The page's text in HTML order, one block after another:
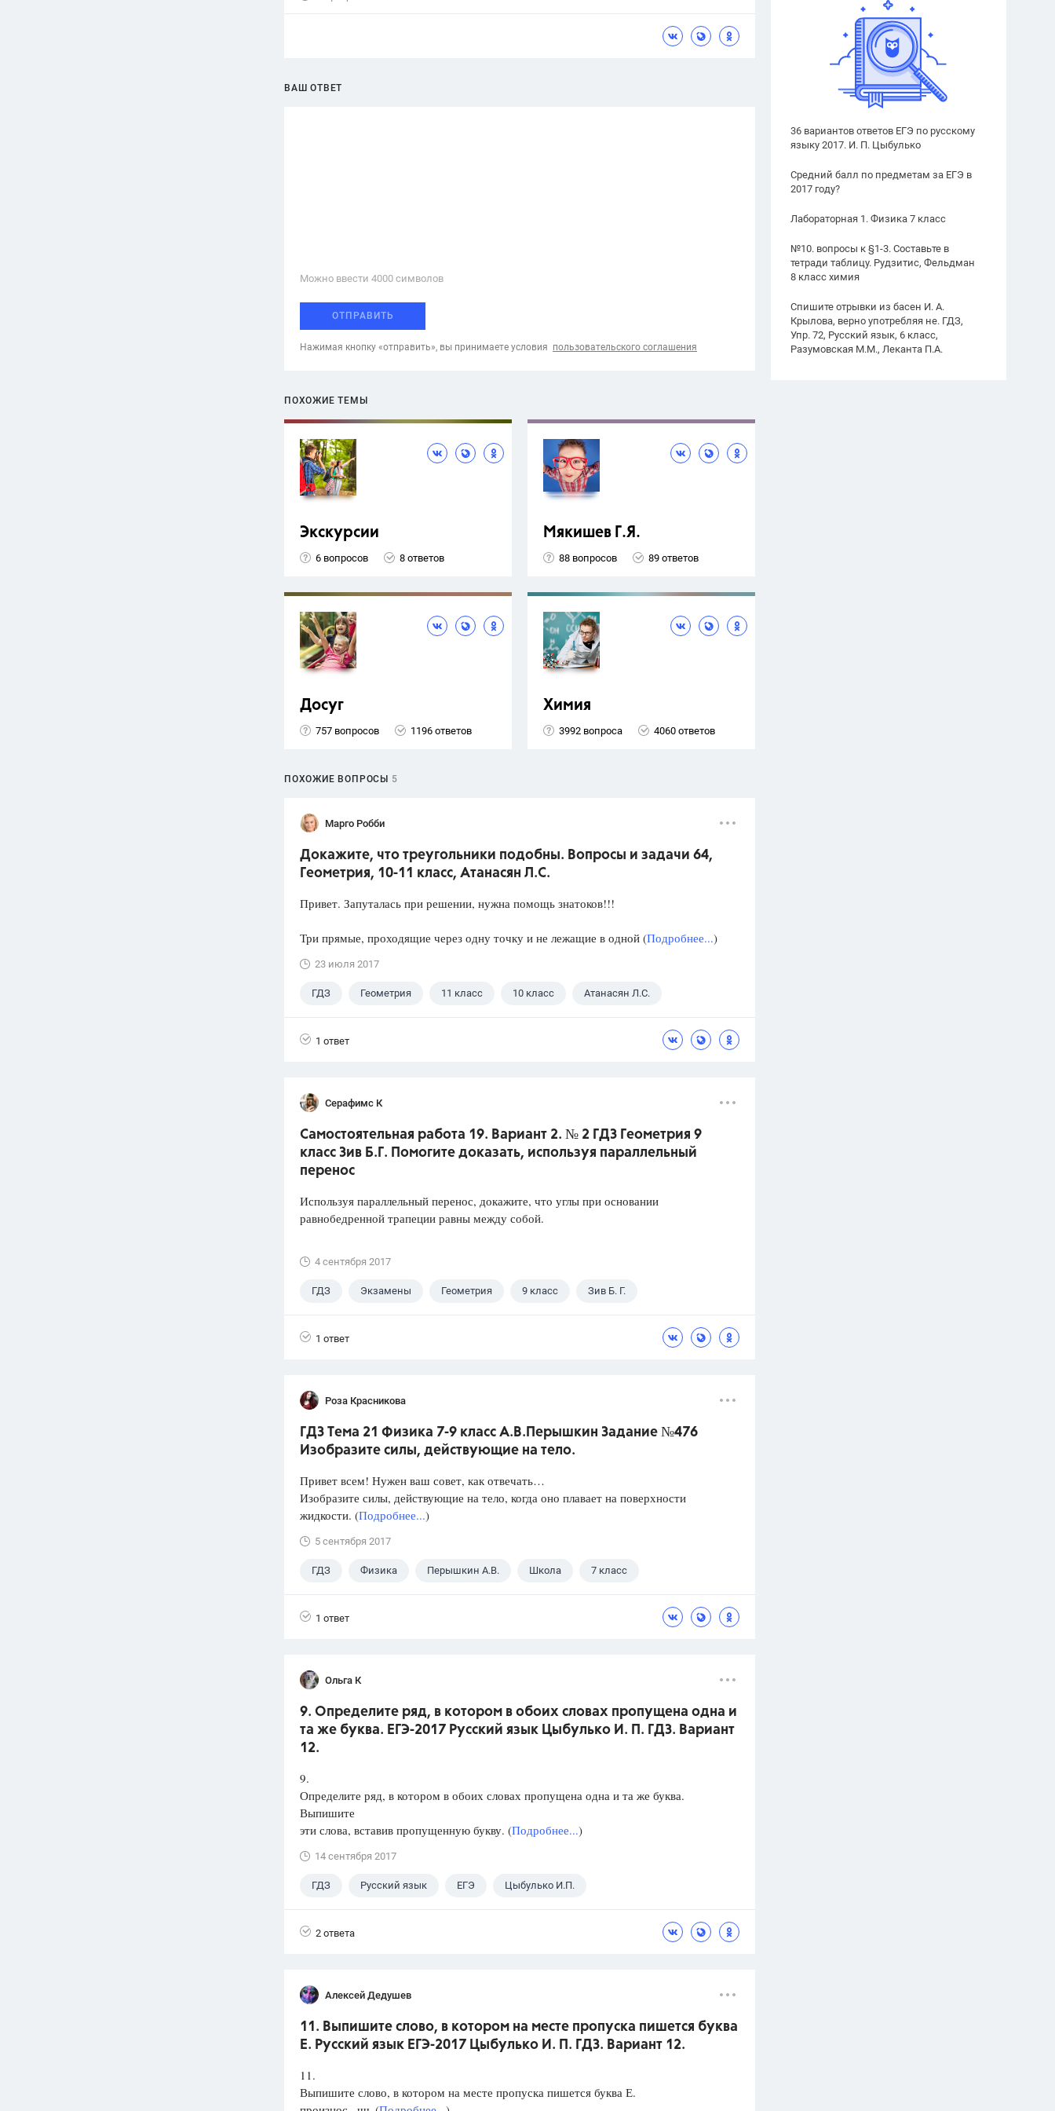
36 вариантов ответов ЕГЭ по русскому
языку 2017. И. П. Цыбулько
Средний балл по предметам за ЕГЭ в
2017 году?
Лабораторная 1. Физика 7 класс
№10. вопросы к §1-3. Составьте в
тетради таблицу. Рудзитис, Фельдман
8 класс химия
Спишите отрывки из басен И. А.
Крылова, верно употребляя не. ГДЗ,
Упр. 72, Русский язык, 6 класс,
Разумовская М.М., Леканта П.А.
ВАШ ОТВЕТ
Можно ввести 4000 cимволов
ОТПРАВИТЬ
Нажимая кнопку «отправить», вы принимаете условия пользовательского соглашения
ПОХОЖИЕ ТЕМЫ
Экскурсии
6 вопросов 8 ответов
Мякишев Г.Я.
88 вопросов 89 ответов
Досуг
757 вопросов 1196 ответов
Химия
3992 вопроса 4060 ответов
ПОХОЖИЕ ВОПРОСЫ 5
Марго Робби
Докажите, что треугольники подобны. Вопросы и задачи 64,
Геометрия, 10-11 класс, Атанасян Л.С.
Привет. Запуталась при решении, нужна помощь знатоков!!!
Три прямые, проходящие через одну точку и не лежащие в одной (Подробнее...)
23 июля 2017
ГДЗ Геометрия 11 класс 10 класс Атанасян Л.С.
1 ответ
Серафимс К
Самостоятельная работа 19. Вариант 2. № 2 ГДЗ Геометрия 9
класс Зив Б.Г. Помогите доказать, используя параллельный
перенос
Используя параллельный перенос, докажите, что углы при основании
равнобедренной трапеции равны между собой.
4 сентября 2017
ГДЗ Экзамены Геометрия 9 класс Зив Б. Г.
1 ответ
Роза Красникова
ГДЗ Тема 21 Физика 7-9 класс А.В.Перышкин Задание №476
Изобразите силы, действующие на тело.
Привет всем! Нужен ваш совет, как отвечать…
Изобразите силы, действующие на тело, когда оно плавает на поверхности
жидкости. (Подробнее...)
5 сентября 2017
ГДЗ Физика Перышкин А.В. Школа 7 класс
1 ответ
Ольга К
9. Определите ряд, в котором в обоих словах пропущена одна и
та же буква. ЕГЭ-2017 Русский язык Цыбулько И. П. ГДЗ. Вариант
12.
9.
Определите ряд, в котором в обоих словах пропущена одна и та же буква.
Выпишите
эти слова, вставив пропущенную букву. (Подробнее...)
14 сентября 2017
ГДЗ Русский язык ЕГЭ Цыбулько И.П.
2 ответа
Алексей Дедушев
11. Выпишите слово, в котором на месте пропуска пишется буква
Е. Русский язык ЕГЭ-2017 Цыбулько И. П. ГДЗ. Вариант 12.
11.
Выпишите слово, в котором на месте пропуска пишется буква Е.